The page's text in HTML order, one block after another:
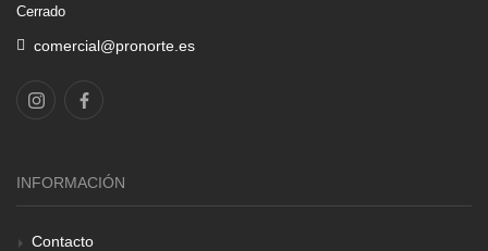
Cerrado
comercial@pronorte.es
INFORMACIÓN
Contacto